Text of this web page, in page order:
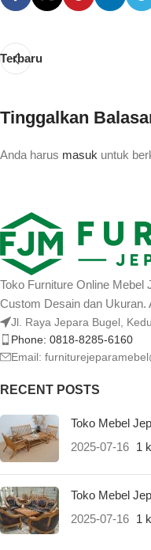
Terbaru
Tinggalkan
Anda harus masuk untuk
Toko Furniture Online Mebel
Custom Desain dan Ukuran.
Jl. Raya Jepara Bugel,
Phone: 0818-8285-6160
Email:
RECENT POSTS
Toko Mebel
2025-07-16 1
Toko Mebel
2025-07-16 1